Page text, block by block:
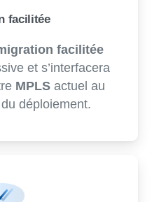
facilitée
facilitée
et s’interfacera
MPLS actuel au
déploiement.